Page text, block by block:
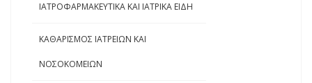
ΙΑΤΡΟΦΑΡΜΑΚΕΥΤΙΚΑ ΚΑΙ ΙΑΤΡΙΚΑ ΕΙΔΗ
ΚΑΘΑΡΙΣΜΟΣ ΙΑΤΡΕΙΩΝ ΚΑΙ
ΝΟΣΟΚΟΜΕΙΩΝ